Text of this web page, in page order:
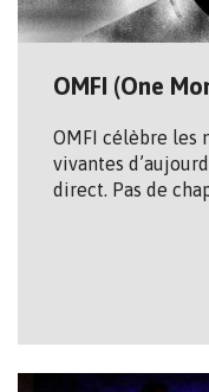
OMFI (One
OMFI célèbre les
vivantes
direct. Pas de